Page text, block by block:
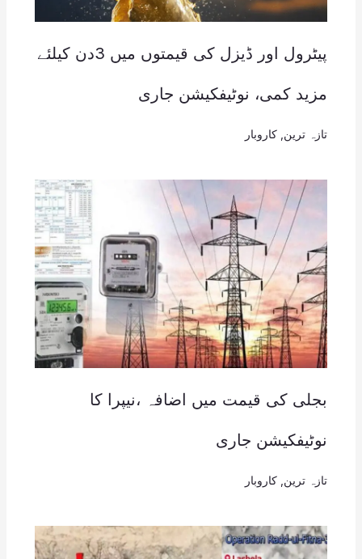
پیٹرول اور ڈیزل کی قیمتوں میں 3دن کیلئے
مزید کمی، نوٹیفکیشن جاری
تازہ ترین کاروبار
بجلی کی قیمت میں اضافہ ،نیپرا کا
نوٹیفکیشن جاری
تازہ ترین کاروبار